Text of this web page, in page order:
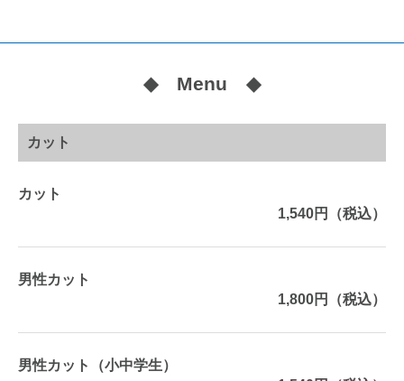
◆ Menu ◆
カット
カット
1,540円（税込）
男性カット
1,800円（税込）
男性カット（小中学生）